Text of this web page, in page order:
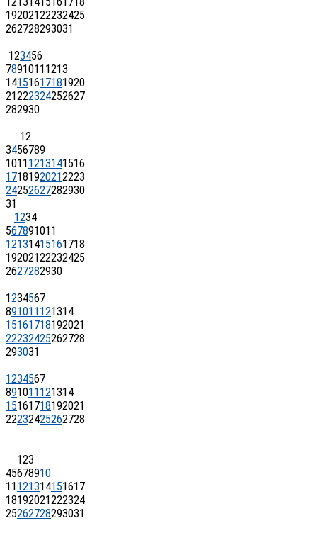
19202122232425
262728293031
123456
7891011 1213
14151617181920
21222324252627
282930
12
3456789
1011 1213141516
17181920212223
24252627282930
31
1234
567891011
12131415161718
19202122232425
2627282930
1234567
891011 121314
15161718192021
22232425262728
293031
1234567
891011 121314
15161718192021
22232425262728
123
45678910
11 121314151617
18192021222324
25262728293031